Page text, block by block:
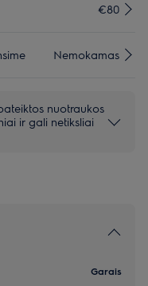
€80
Nemokamas
nuotraukos
ir gali netiksliai
Garais